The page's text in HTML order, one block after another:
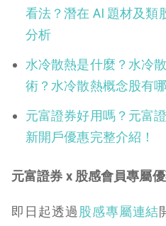
看法？潛在 AI 題材及類
分析
水冷散熱是什麼？水冷
術？水冷散熱概念股有
元富證券好用嗎？元富
新開戶優惠完整介紹！
元富證券 x 股感會員專屬優
即日起透過 股感專屬連結